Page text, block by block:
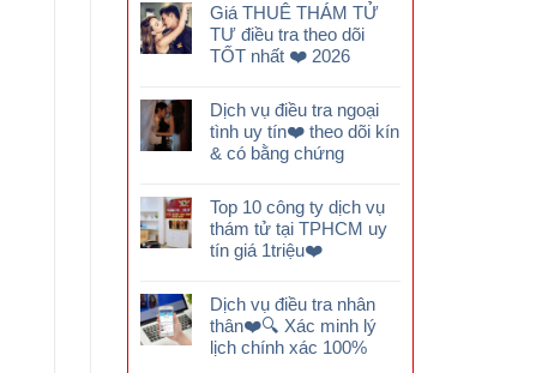
Giá THUÊ THÁM TỬ
TƯ điều tra theo dõi
TỐT nhất ❤️ 2026
Dịch vụ điều tra ngoại
tình uy tín❤️ theo dõi kín
& có bằng chứng
Top 10 công ty dịch vụ
thám tử tại TPHCM uy
tín giá 1triệu❤️
Dịch vụ điều tra nhân
thân❤️🔍 Xác minh lý
lịch chính xác 100%